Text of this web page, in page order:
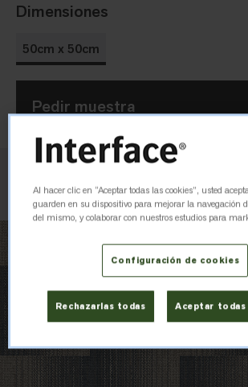
107669
107661
Dimensiones
50cm x 50cm
Pedir muestra
Verificar inventario
Al hacer clic en “Aceptar todas las cookies”, usted
guarden en su dispositivo para mejorar la navegación
del mismo, y colaborar con nuestros estudios para
Configuración de cookies
Rechazarlas todas Aceptar